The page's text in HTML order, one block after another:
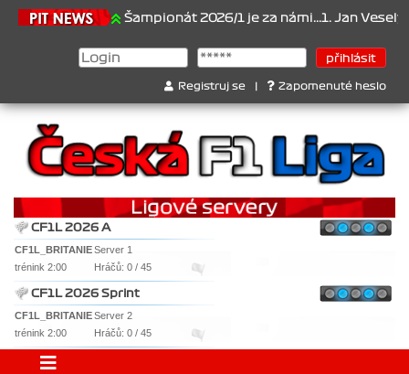
21.6.2026 Šampionát 2026/1 je za námi...1. Jan Veselý ,
Registruj se Zapomenuté heslo
CF1L 2026 A
CF1L_BRITANIEServer 1
trénink 2:00
Hráčů: 0 / 45
CF1L 2026 Sprint
CF1L_BRITANIEServer 2
trénink 2:00
Hráčů: 0 / 45